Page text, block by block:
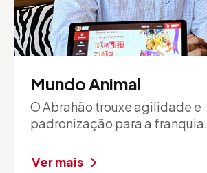
Mundo Animal
O Abrahão trouxe agilidade e
padronização para a franquia.
Ver mais